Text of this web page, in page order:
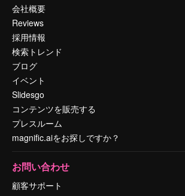
会社概要
Reviews
採用情報
検索トレンド
ブログ
イベント
Slidesgo
コンテンツを販売する
プレスルーム
magnific.aiをお探しですか？
お問い合わせ
顧客サポート